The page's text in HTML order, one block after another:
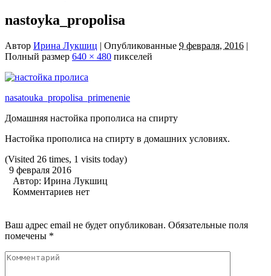
nastoyka_propolisa
Автор Ирина Лукшиц | Опубликованные 9 февраля, 2016 |
Полный размер 640 × 480 пикселей
nasatouka_propolisa_primenenie
Домашняя настойка прополиса на спирту
Настойка прополиса на спирту в домашних условиях.
(Visited 26 times, 1 visits today)
9 февраля 2016
Автор: Ирина Лукшиц
Комментариев нет
Ваш адрес email не будет опубликован. Обязательные поля
помечены *
Комментарий